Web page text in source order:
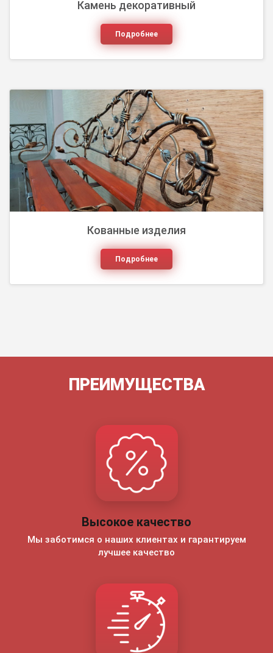
Камень декоративный
Подробнее
Кованные изделия
Подробнее
ПРЕИМУЩЕСТВА
Высокое качество
Мы заботимся о наших клиентах и гарантируем
лучшее качество